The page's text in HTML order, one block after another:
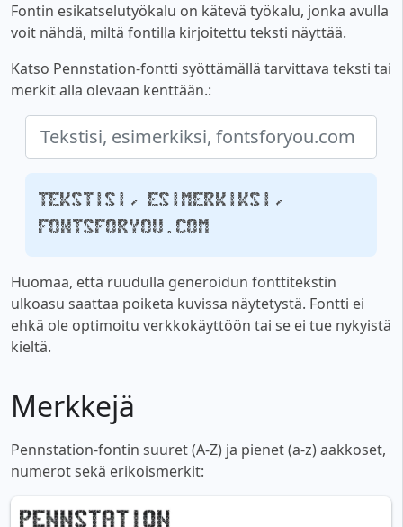
Fontin esikatselutyökalu on kätevä työkalu, jonka avulla
voit nähdä, miltä fontilla kirjoitettu teksti näyttää.
Katso Pennstation-fontti syöttämällä tarvittava teksti tai
merkit alla olevaan kenttään.:
Tekstisi, esimerkiksi,
fontsforyou.com
Huomaa, että ruudulla generoidun fonttitekstin
ulkoasu saattaa poiketa kuvissa näytetystä. Fontti ei
ehkä ole optimoitu verkkokäyttöön tai se ei tue nykyistä
kieltä.
Merkkejä
Pennstation-fontin suuret (A-Z) ja pienet (a-z) aakkoset,
numerot sekä erikoismerkit: